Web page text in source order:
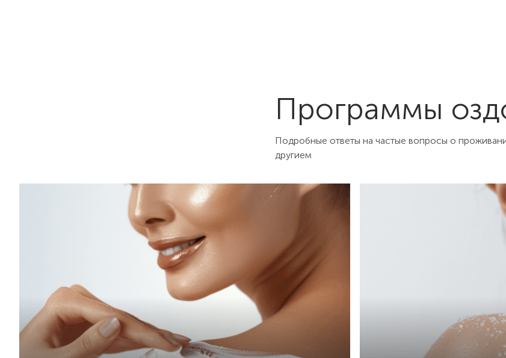
Программы
Подробные ответы на частые вопросы о
другием